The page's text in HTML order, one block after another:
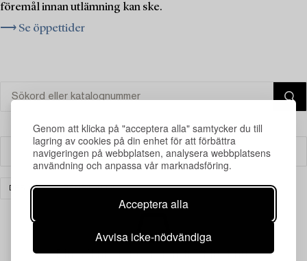
Genom att klicka på "acceptera alla" samtycker du till
lagring av cookies på din enhet för att förbättra
navigeringen på webbplatsen, analysera webbplatsens
användning och anpassa vår marknadsföring.
Acceptera alla
Avvisa icke-nödvändiga
föremål innan utlämning kan ske.
⟶ Se öppettider
Filter
DESIGN RENSA ALLA
Din sökning gav ingen träff just nu.